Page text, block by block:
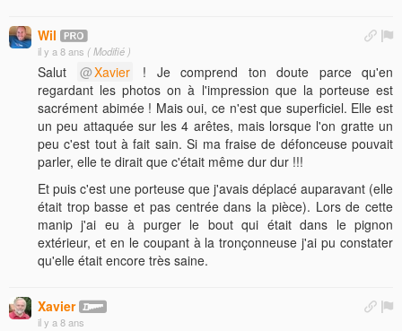
Wil
il y a 8 ans ( Modifié )
Salut Xavier
! Je comprend ton doute parce qu'en
regardant les photos on à l'impression que la porteuse est
sacrément abimée ! Mais oui, ce n'est que superficiel. Elle est
un peu attaquée sur les 4 arêtes, mais lorsque l'on gratte un
peu c'est tout à fait sain. Si ma fraise de défonceuse pouvait
parler, elle te dirait que c'était même dur dur !!!
Et puis c'est une porteuse que j'avais déplacé auparavant (elle
était trop basse et pas centrée dans la pièce). Lors de cette
manip j'ai eu à purger le bout qui était dans le pignon
extérieur, et en le coupant à la tronçonneuse j'ai pu constater
qu'elle était encore très saine.
Xavier
il y a 8 ans